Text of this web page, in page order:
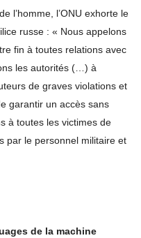
l’homme, l’ONU exhorte le
russe : « Nous appelons
fin à toutes relations avec
les autorités (…) à
de graves violations et
garantir un accès sans
à toutes les victimes de
par le personnel militaire et
de la machine